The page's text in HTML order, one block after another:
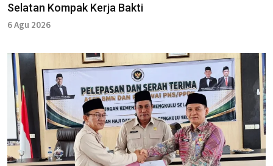
Selatan Kompak Kerja Bakti
6 Agu 2026